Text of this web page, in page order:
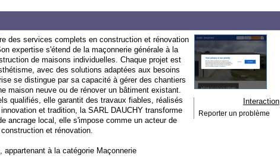
des services complets en construction et rénovation
expertise s'étend de la maçonnerie générale à la
de maisons individuelles. Chaque projet est
avec des solutions adaptées aux besoins
se distingue par sa capacité à gérer des chantiers
maison neuve ou de rénover un bâtiment existant.
qualifiés, elle garantit des travaux fiables, réalisés
et tradition, la SARL DAUCHY transforme
ancrage local, elle s'impose comme un acteur de
et rénovation.
, appartenant à la catégorie Maçonnerie
Interaction
Reporter un problème